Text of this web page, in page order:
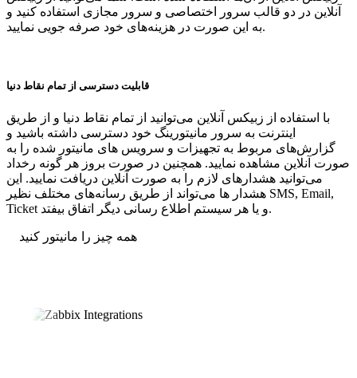
آنلاین در دو قالب سرور اختصاصی و سرور مجازی استفاده کنید و
به این صورت در هزینه‌های خود صرفه جویی نمایید.
قابلیت دسترسی از تمام نقاط دنیا
با استفاده از زبیکس آنلاین می‌توانید از تمام نقاط دنیا و از طریق
اینترنت به سرور مانیتورینگ خود دسترسی داشته باشید و
گزارش‌های مربوط به تجهیزات و سرویس های مانیتور شده را به
صورت آنلاین مشاهده نمایید. همچنین در صورت بروز هر گونه رخداد
می‌توانید هشدارهای لازم را به صورت آنلاین دریافت نمایید. این
هشدار ها می‌تواند از طریق رسانه‌های مختلف نظیر SMS, Email,
Ticket و یا هر سیستم اطلاع رسانی دیگر اتفاق بیفتد.
همه چیز را مانیتور کنید